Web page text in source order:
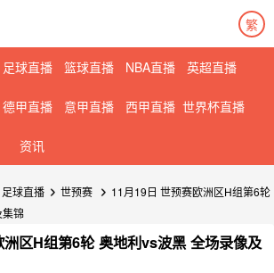
繁
足球直播 篮球直播 NBA直播 英超直播
德甲直播 意甲直播 西甲直播 世界杯直播
资讯
足球直播 世预赛
11月19日 世预赛欧洲区H组第6轮
集锦
区H组第6轮 奥地利vs波黑 全场录像及